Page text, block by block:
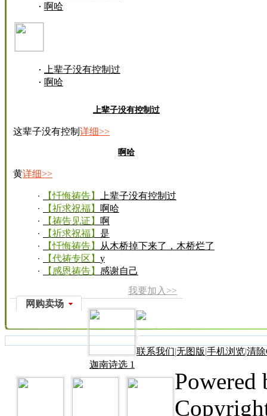
啊哈
上辈子没有控制过
啊哈
上辈子没有控制过
这辈子没有控制 详细>>
啊哈
黄详细>>
【忏悔祷告】
上辈子没有控制过
【祈求祝福】 啊哈
【祷告见证】 啊
【祈求祝福】 是
【忏悔祷告】
从木桥掉下来了，木桥烂了
【代祷专区】 y
【感恩祷告】 感谢自己
网购卖场
我要加入>>
迦南诗选 1
联系我们|无图版|手机浏览|清除